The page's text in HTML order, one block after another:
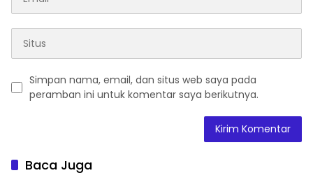
Simpan nama, email, dan situs web saya pada
peramban ini untuk komentar saya berikutnya.
Baca Juga